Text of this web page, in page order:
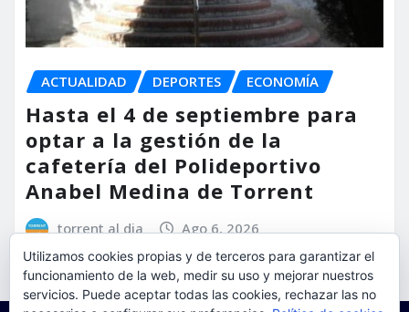
ACTUALIDAD DEPORTES ECONOMÍA
Hasta el 4 de septiembre para
optar a la gestión de la
cafetería del Polideportivo
Anabel Medina de Torrent
torrent al dia Ago 6, 2026
Utilizamos cookies propias y de terceros para garantizar el
funcionamiento de la web, medir su uso y mejorar nuestros
servicios. Puede aceptar todas las cookies, rechazar las no